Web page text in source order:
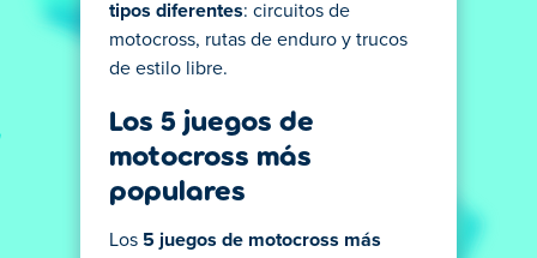
tipos diferentes: circuitos de
motocross, rutas de enduro y trucos
de estilo libre.
Los 5 juegos de
motocross más
populares
Los 5 juegos de motocross más